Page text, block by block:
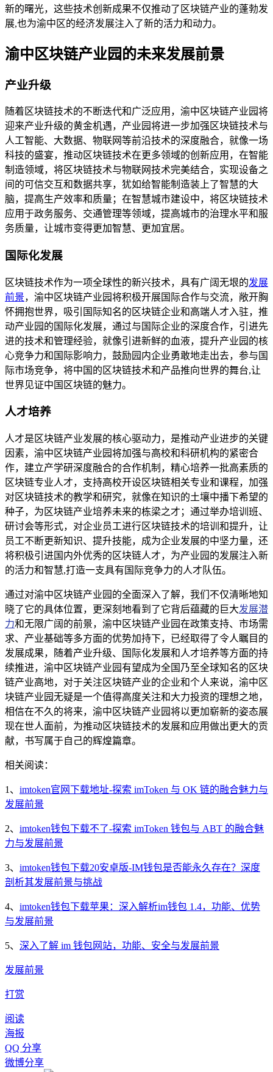
新的曙光，这些技术创新成果不仅推动了区块链产业的蓬勃发
展,也为渝中区的经济发展注入了新的活力和动力。
渝中区块链产业园的未来发展前景
产业升级
随着区块链技术的不断迭代和广泛应用，渝中区块链产业园将
迎来产业升级的黄金机遇，产业园将进一步加强区块链技术与
人工智能、大数据、物联网等前沿技术的深度融合，就像一场
科技的盛宴，推动区块链技术在更多领域的创新应用，在智能
制造领域，将区块链技术与物联网技术完美结合，实现设备之
间的可信交互和数据共享，犹如给智能制造装上了智慧的大
脑，提高生产效率和质量；在智慧城市建设中，将区块链技术
应用于政务服务、交通管理等领域，提高城市的治理水平和服
务质量，让城市变得更加智慧、更加宜居。
国际化发展
区块链技术作为一项全球性的新兴技术，具有广阔无垠的发展
前景，渝中区块链产业园将积极开展国际合作与交流，敞开胸
怀拥抱世界，吸引国际知名的区块链企业和高端人才入驻，推
动产业园的国际化发展，通过与国际企业的深度合作，引进先
进的技术和管理经验，就像引进新鲜的血液，提升产业园的核
心竞争力和国际影响力，鼓励园内企业勇敢地走出去，参与国
际市场竞争，将中国的区块链技术和产品推向世界的舞台,让
世界见证中国区块链的魅力。
人才培养
人才是区块链产业发展的核心驱动力，是推动产业进步的关键
因素，渝中区块链产业园将加强与高校和科研机构的紧密合
作，建立产学研深度融合的合作机制，精心培养一批高素质的
区块链专业人才，支持高校开设区块链相关专业和课程，加强
对区块链技术的教学和研究，就像在知识的土壤中播下希望的
种子，为区块链产业培养未来的栋梁之才；通过举办培训班、
研讨会等形式，对企业员工进行区块链技术的培训和提升，让
员工不断更新知识、提升技能，成为企业发展的中坚力量，还
将积极引进国内外优秀的区块链人才，为产业园的发展注入新
的活力和智慧,打造一支具有国际竞争力的人才队伍。
通过对渝中区块链产业园的全面深入了解，我们不仅清晰地知
晓了它的具体位置，更深刻地看到了它背后蕴藏的巨大发展潜
力和无限广阔的前景，渝中区块链产业园在政策支持、市场需
求、产业基础等多方面的优势加持下，已经取得了令人瞩目的
发展成果，随着产业升级、国际化发展和人才培养等方面的持
续推进，渝中区块链产业园有望成为全国乃至全球知名的区块
链产业高地，对于关注区块链产业的企业和个人来说，渝中区
块链产业园无疑是一个值得高度关注和大力投资的理想之地，
相信在不久的将来，渝中区块链产业园将以更加崭新的姿态展
现在世人面前，为推动区块链技术的发展和应用做出更大的贡
献，书写属于自己的辉煌篇章。
相关阅读：
1、 imtoken官网下载地址-探索 imToken 与 OK 链的融合魅力与
发展前景
2、 imtoken钱包下载不了-探索 imToken 钱包与 ABT 的融合魅
力与发展前景
3、 imtoken钱包下载20安卓版-IM钱包是否能永久存在？深度
剖析其发展前景与挑战
4、 imtoken钱包下载苹果：深入解析im钱包 1.4，功能、优势
与发展前景
5、 深入了解 im 钱包网站，功能、安全与发展前景
发展前景
打赏
阅读
海报
QQ 分享
微博分享